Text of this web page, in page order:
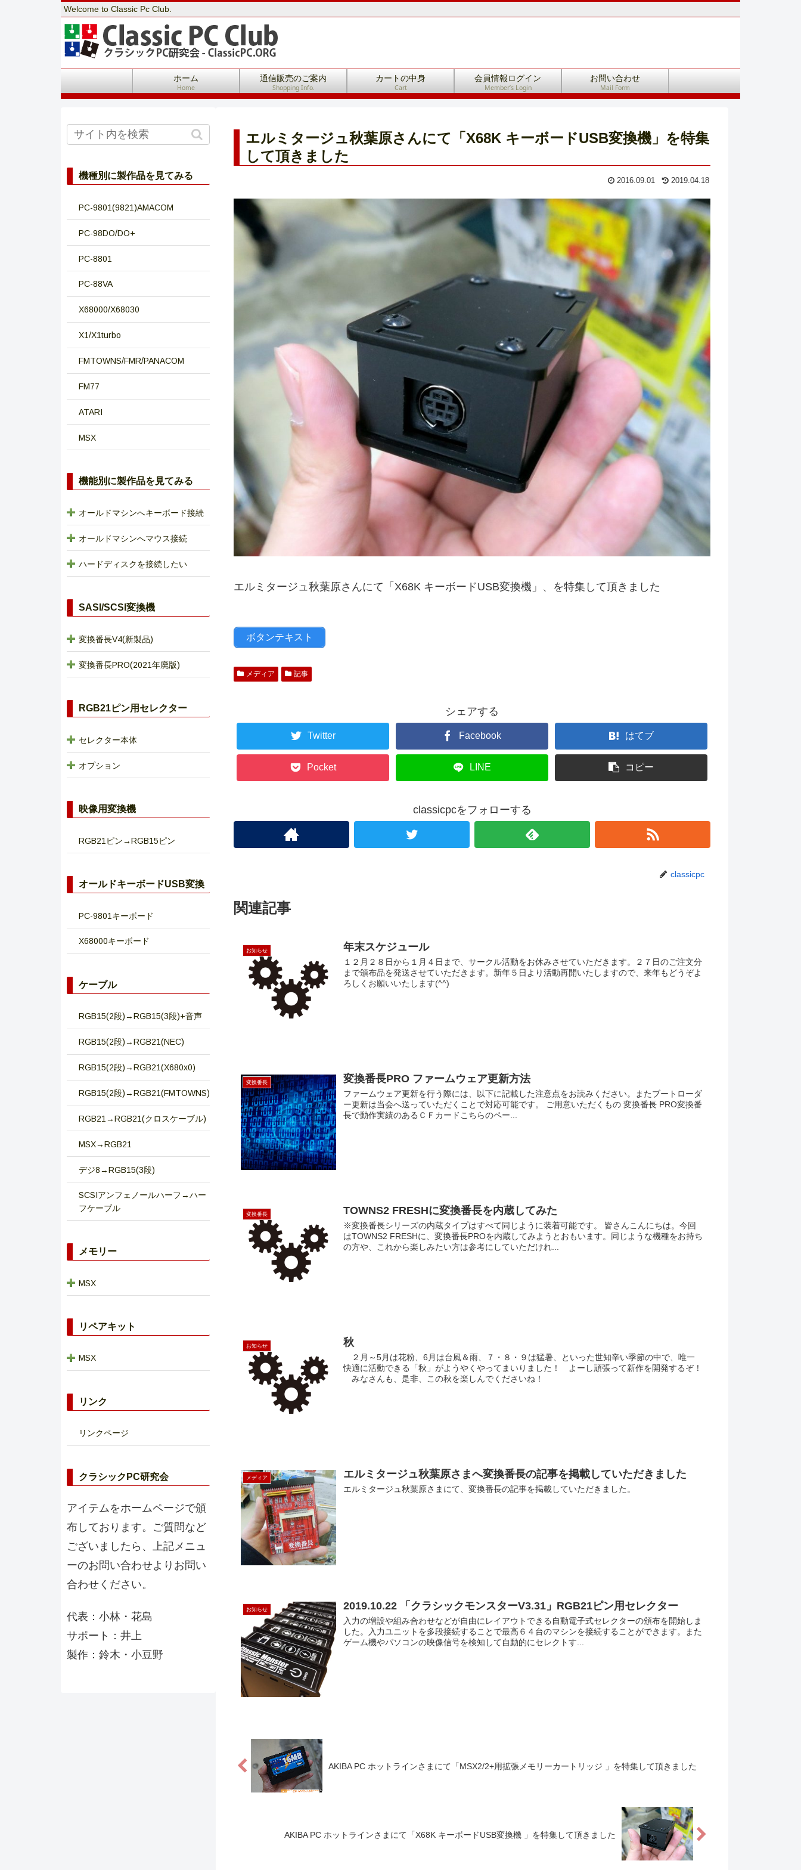
Welcome to Classic Pc Club.
ホーム
Home
通信販売のご案内
Shopping Info.
カートの中身
Cart
会員情報ログイン
Member’s Login
お問い合わせ
Mail Form
エルミタージュ秋葉原さんにて「X68K キーボードUSB変換機」を特集
して頂きました
2016.09.01 2019.04.18
エルミタージュ秋葉原さんにて「X68K キーボードUSB変換機」、を特集して頂きました
ボタンテキスト
メディア 記事
シェアする
Twitter Facebook はてブ
Pocket LINE コピー
classicpcをフォローする
classicpc
関連記事
お知らせ 年末スケジュール
１２月２８日から１月４日まで、サークル活動をお休みさせていただきます。２７日のご注文分
まで頒布品を発送させていただきます。新年５日より活動再開いたしますので、来年もどうぞよ
ろしくお願いいたします(^^)
変換番長 変換番長PRO ファームウェア更新方法
ファームウェア更新を行う際には、以下に記載した注意点をお読みください。またブートローダ
ー更新は当会へ送っていただくことで対応可能です。 ご用意いただくもの 変換番長 PRO変換番
長で動作実績のあるＣＦカードこちらのペー...
変換番長 TOWNS2 FRESHに変換番長を内蔵してみた
※変換番長シリーズの内蔵タイプはすべて同じように装着可能です。 皆さんこんにちは。今回
はTOWNS2 FRESHに、変換番長PROを内蔵してみようとおもいます。同じような機種をお持ち
の方や、これから楽しみたい方は参考にしていただけれ...
お知らせ 秋
２月～5月は花粉、6月は台風＆雨、７・８・９は猛暑、といった世知辛い季節の中で、唯一
快適に活動できる「秋」がようやくやってまいりました！ よーし頑張って新作を開発するぞ！
みなさんも、是非、この秋を楽しんでくださいね！
メディア エルミタージュ秋葉原さまへ変換番長の記事を掲載していただきました
エルミタージュ秋葉原さまにて、変換番長の記事を掲載していただきました。
お知らせ 2019.10.22 「クラシックモンスターV3.31」RGB21ピン用セレクター
入力の増設や組み合わせなどが自由にレイアウトできる自動電子式セレクターの頒布を開始しま
した。入力ユニットを多段接続することで最高６４台のマシンを接続することができます。また
ゲーム機やパソコンの映像信号を検知して自動的にセレクトす...
AKIBA PC ホットラインさまにて「MSX2/2+用拡張メモリーカートリッジ 」を特集して頂きました
AKIBA PC ホットラインさまにて「X68K キーボードUSB変換機 」を特集して頂きました
機種別に製作品を見てみる
PC-9801(9821)AMACOM
PC-98DO/DO+
PC-8801
PC-88VA
X68000/X68030
X1/X1turbo
FMTOWNS/FMR/PANACOM
FM77
ATARI
MSX
機能別に製作品を見てみる
オールドマシンへキーボード接続
オールドマシンへマウス接続
ハードディスクを接続したい
SASI/SCSI変換機
変換番長V4(新製品)
変換番長PRO(2021年廃版)
RGB21ピン用セレクター
セレクター本体
オプション
映像用変換機
RGB21ピン→RGB15ピン
オールドキーボードUSB変換
PC-9801キーボード
X68000キーボード
ケーブル
RGB15(2段)→RGB15(3段)+音声
RGB15(2段)→RGB21(NEC)
RGB15(2段)→RGB21(X680x0)
RGB15(2段)→RGB21(FMTOWNS)
RGB21→RGB21(クロスケーブル)
MSX→RGB21
デジ8→RGB15(3段)
SCSIアンフェノールハーフ→ハー
フケーブル
メモリー
MSX
リペアキット
MSX
リンク
リンクページ
クラシックPC研究会
アイテムをホームページで頒
布しております。ご質問など
ございましたら、上記メニュ
ーのお問い合わせよりお問い
合わせください。
代表：小林・花島
サポート：井上
製作：鈴木・小豆野